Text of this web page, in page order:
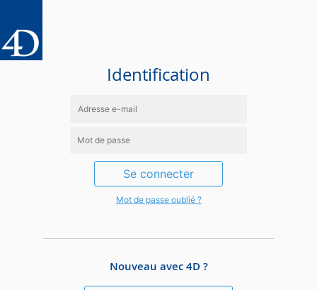
Identification
Se connecter
Mot de passe oublié ?
Nouveau avec 4D ?